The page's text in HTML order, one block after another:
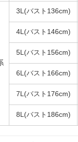
3L(バスト136cm)
4L(バスト146cm)
5L(バスト156cm)
6L(バスト166cm)
7L(バスト176cm)
8L(バスト186cm)